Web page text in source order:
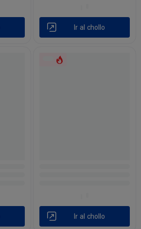
Ir al chollo
Ir al chollo